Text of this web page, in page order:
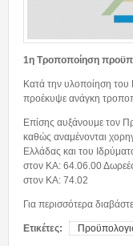
14/07/
30/06/
Προσκλήσεις
1η Τροποποίηση
Κατά την υλοποίηση του
προέκυψε ανάγκη
Επίσης αυξάνουμε τον
καθώς αναμένονται
Ελλάδας και του
στον ΚΑ: 64.06.00 Δωρεές
στον ΚΑ: 74.02
Για περισσότερα
Ετικέτες: